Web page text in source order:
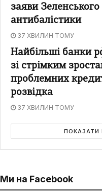
заяви
антибалістики
37 ХВИЛИН ТОМУ
Найбільші банки
зі стрімким
проблемних
розвідка
37 ХВИЛИН ТОМУ
ПОКАЗАТИ
Ми на Facebook